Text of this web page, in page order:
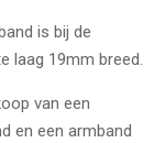
is bij de
laag 19mm breed.
van een
en een armband